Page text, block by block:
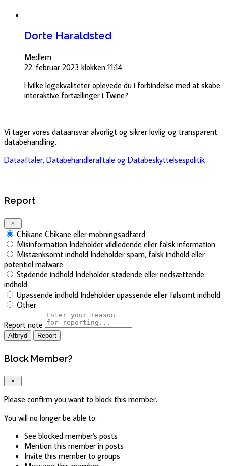
Dorte Haraldsted
Medlem
22. februar 2023 klokken 11:14
Hvilke legekvaliteter oplevede du i forbindelse med at skabe
interaktive fortællinger i Twine?
Vi tager vores dataansvar alvorligt og sikrer lovlig og transparent
databehandling.
Dataaftaler, Databehandleraftale og Databeskyttelsespolitik
Report
Chikane Chikane eller mobningsadfærd
Misinformation Indeholder vildledende eller falsk information
Mistænksomt indhold Indeholder spam, falsk indhold eller
potentiel malware
Stødende indhold Indeholder stødende eller nedsættende
indhold
Upassende indhold Indeholder upassende eller følsomt indhold
Other
Report note
Report
Block Member?
Please confirm you want to block this member.
You will no longer be able to:
See blocked member's posts
Mention this member in posts
Invite this member to groups